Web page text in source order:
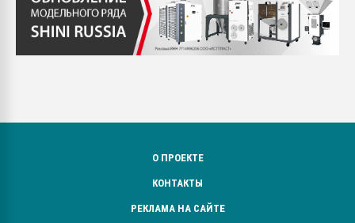
О ПРОЕКТЕ
КОНТАКТЫ
РЕКЛАМА НА САЙТЕ